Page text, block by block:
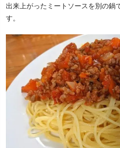
出来上がったミートソースを別の鍋
す。